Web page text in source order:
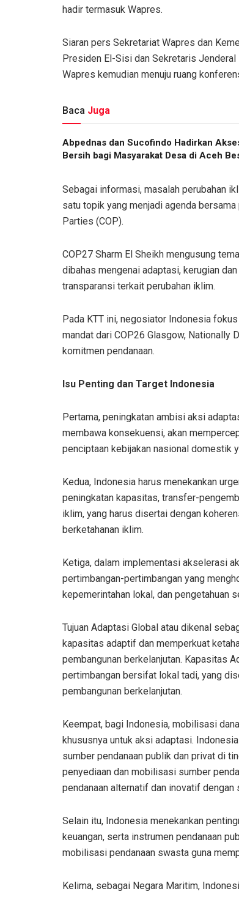
hadir termasuk Wapres.
Siaran pers Sekretariat Wapres dan
Presiden El-Sisi dan Sekretaris Jenderal
Wapres kemudian menuju ruang
Baca Juga
Abpednas dan Sucofindo Hadirkan
Bersih bagi Masyarakat Desa di Aceh
Sebagai informasi, masalah perubahan
satu topik yang menjadi agenda
Parties (COP).
COP27 Sharm El Sheikh mengusung
dibahas mengenai adaptasi, kerugian
transparansi terkait perubahan iklim.
Pada KTT ini, negosiator Indonesia
mandat dari COP26 Glasgow, Nationally
komitmen pendanaan.
Isu Penting dan Target Indonesia
Pertama, peningkatan ambisi aksi
membawa konsekuensi, akan
penciptaan kebijakan nasional domestik
Kedua, Indonesia harus menekankan
peningkatan kapasitas, transfer-
iklim, yang harus disertai dengan
berketahanan iklim.
Ketiga, dalam implementasi akselerasi
pertimbangan-pertimbangan yang
kepemerintahan lokal, dan pengetahuan
Tujuan Adaptasi Global atau dikenal
kapasitas adaptif dan memperkuat
pembangunan berkelanjutan. Kapasitas
pertimbangan bersifat lokal tadi, yang
pembangunan berkelanjutan.
Keempat, bagi Indonesia, mobilisasi
khususnya untuk aksi adaptasi.
sumber pendanaan publik dan privat di
penyediaan dan mobilisasi sumber
pendanaan alternatif dan inovatif dengan
Selain itu, Indonesia menekankan
keuangan, serta instrumen pendanaan
mobilisasi pendanaan swasta guna
Kelima, sebagai Negara Maritim,